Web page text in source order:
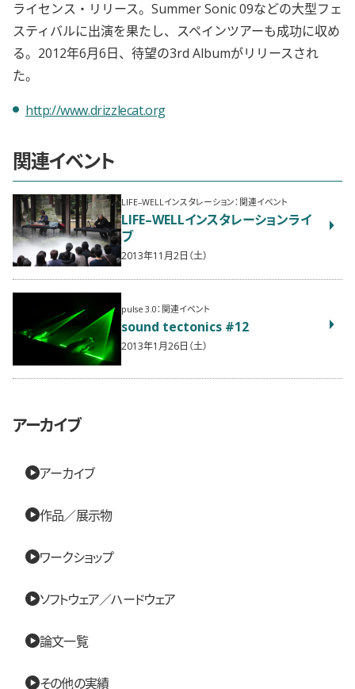
ライセンス・リリース。Summer Sonic 09などの大型フェ
スティバルに出演を果たし、スペインツアーも成功に収め
る。2012年6月6日、待望の3rd Albumがリリースされ
た。
http://www.drizzlecat.org
関連イベント
LIFE–WELLインスタレーション：関連イベント
LIFE–WELLインスタレーションライ
ブ
2013年11月2日（土）
pulse 3.0：関連イベント
sound tectonics #12
2013年1月26日（土）
アーカイブ
アーカイブ
作品／展示物
ワークショップ
ソフトウェア／ハードウェア
論文一覧
その他の実績